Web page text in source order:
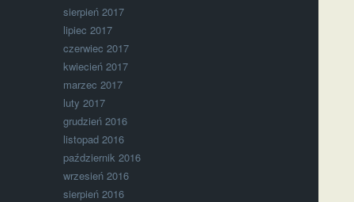
sierpień 2017
lipiec 2017
czerwiec 2017
kwiecień 2017
marzec 2017
luty 2017
grudzień 2016
listopad 2016
październik 2016
wrzesień 2016
sierpień 2016